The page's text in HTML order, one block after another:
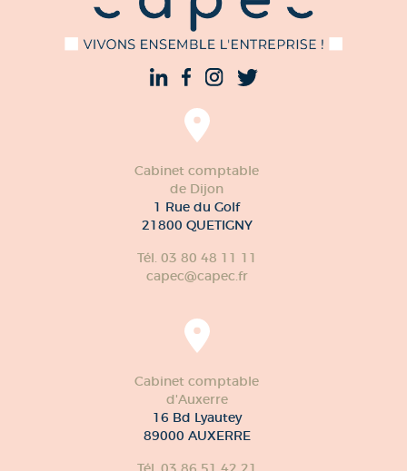
Cabinet comptable
de Dijon
1 Rue du Golf
21800 QUETIGNY
Tél. 03 80 48 11 11
capec@capec.fr
Cabinet comptable
d'Auxerre
16 Bd Lyautey
89000 AUXERRE